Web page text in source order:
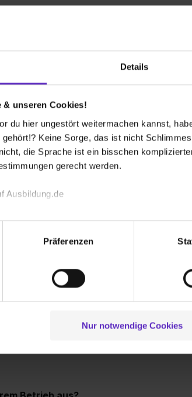
Details
& unseren Cookies!
du hier ungestört weitermachen kannst,
Keine Sorge, das ist nicht
die Sprache ist ein bisschen
gerecht werden.
Ausbildung.de
Funktion unserer Webseite
zu speichern ( „Präferenzen“), die
zu deiner Verwendung unserer Website
und um Inhalte und Anzeigen zu
möglicherweise mit weiteren Daten
der separaten Aktivierung von „Social Media
Setzen der Cookies externe Inhalte (z.B.
Cookies der Kategorien „Präferenzen“,
Präferenzen
Nur notwendige Cookies
absolvieren.
bei Ihnen aus?
erhältst Du eine automatische
wir uns bei dir. Manchmal kann das
nehmen. Wenn dein Profil gut passt, laden
besser kennenlernen und herausfinden, ob
ein. So kannst du unser Team,
du dich bei uns fühlst.
und erfährst, wie es weitergeht.
Deine aussagekräftige Bewerbung.